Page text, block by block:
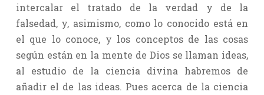
intercalar el tratado de la verdad y de la
falsedad, y, asimismo, como lo conocido está en
el que lo conoce, y los conceptos de las cosas
según están en la mente de Dios se llaman ideas,
al estudio de la ciencia divina habremos de
añadir el de las ideas. Pues acerca de la ciencia